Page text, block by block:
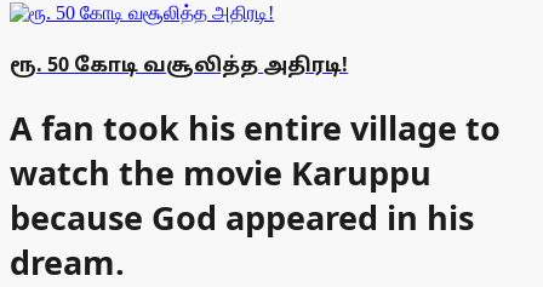
ரூ. 50 கோடி வசூலித்த அதிரடி!
A fan took his entire village to
watch the movie Karuppu
because God appeared in his
dream.